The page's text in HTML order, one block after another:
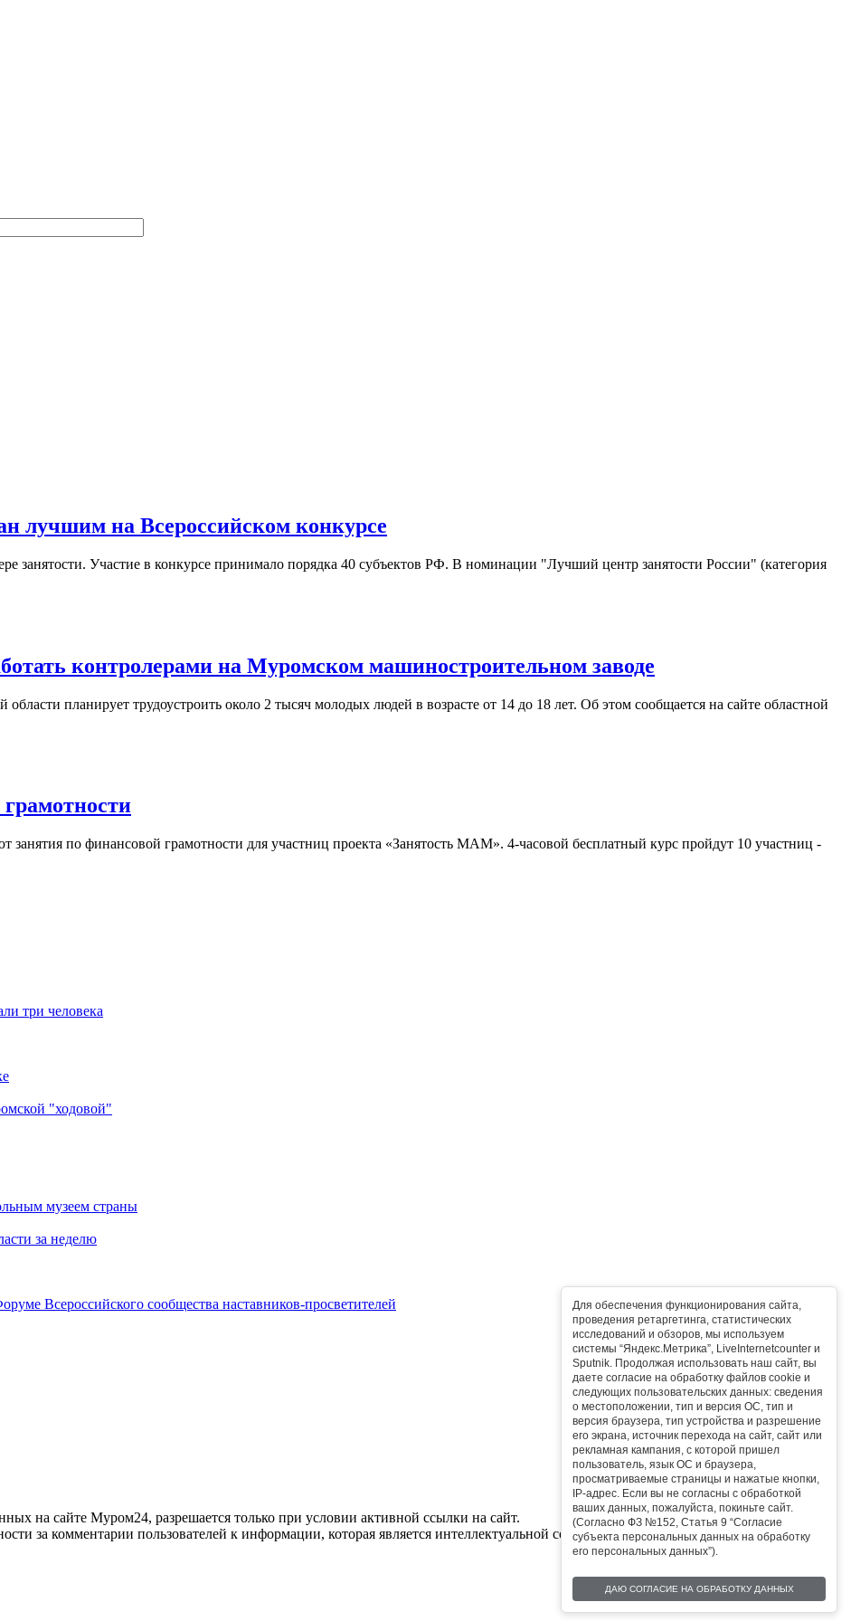
Для обеспечения функционирования сайта,
проведения ретаргетинга, статистических
исследований и обзоров, мы используем
системы “Яндекс.Метрика”, LiveInternetcounter и
Sputnik. Продолжая использовать наш сайт, вы
даете согласие на обработку файлов cookie и
следующих пользовательских данных: сведения
о местоположении, тип и версия ОС, тип и
версия браузера, тип устройства и разрешение
его экрана, источник перехода на сайт, сайт или
рекламная кампания, с которой пришел
пользователь, язык ОС и браузера,
просматриваемые страницы и нажатые кнопки,
IP-адрес. Если вы не согласны с обработкой
ваших данных, пожалуйста, покиньте сайт.
(Согласно ФЗ №152, Статья 9 “Согласие
субъекта персональных данных на обработку
его персональных данных”).
ДАЮ СОГЛАСИЕ НА ОБРАБОТКУ ДАННЫХ
лучшим на Всероссийском конкурсе
занятости. Участие в конкурсе принимало порядка 40 субъектов РФ. В номинации "Лучший центр занятости России" (категория
контролерами на Муромском машиностроительном заводе
планирует трудоустроить около 2 тысяч молодых людей в возрасте от 14 до 18 лет. Об этом сообщается на сайте областной
занятия по финансовой грамотности для участниц проекта «Занятость МАМ». 4-часовой бесплатный курс пройдут 10 участниц -
три человека
"ходовой"
музеем страны
за неделю
Всероссийского сообщества наставников-просветителей
на сайте Муром24, разрешается только при условии активной ссылки на сайт.
за комментарии пользователей к информации, которая является интеллектуальной собственностью сайта.